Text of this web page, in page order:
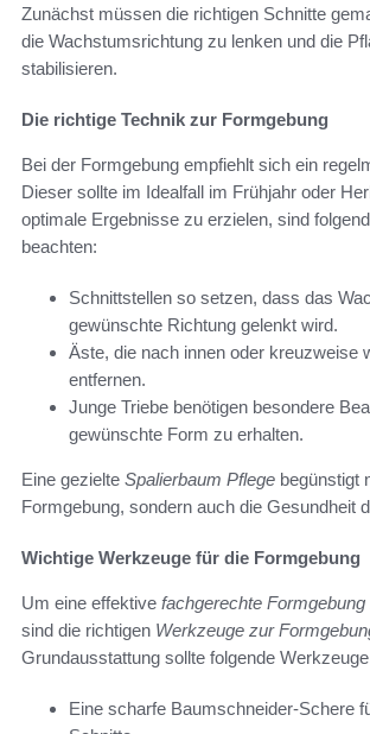
Zunächst müssen die richtigen Schnitte
die Wachstumsrichtung zu lenken und die
stabilisieren.
Die richtige Technik zur Formgebung
Bei der Formgebung empfiehlt sich ein
Dieser sollte im Idealfall im Frühjahr oder
optimale Ergebnisse zu erzielen, sind
beachten:
Schnittstellen so setzen, dass das
gewünschte Richtung gelenkt wird.
Äste, die nach innen oder kreuzweise
entfernen.
Junge Triebe benötigen besondere
gewünschte Form zu erhalten.
Eine gezielte Spalierbaum Pflege begünstigt
Formgebung, sondern auch die Gesundheit
Wichtige Werkzeuge für die Formgebung
Um eine effektive fachgerechte Formgebung
sind die richtigen Werkzeuge zur
Grundausstattung sollte folgende
Eine scharfe Baumschneider-Schere